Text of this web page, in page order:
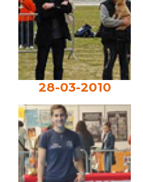
28-03-2010